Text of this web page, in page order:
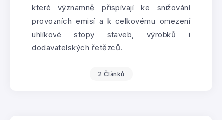
které významně přispívají ke snižování
provozních emisí a k celkovému omezení
uhlíkové stopy staveb, výrobků i
dodavatelských řetězců.
2 Článků